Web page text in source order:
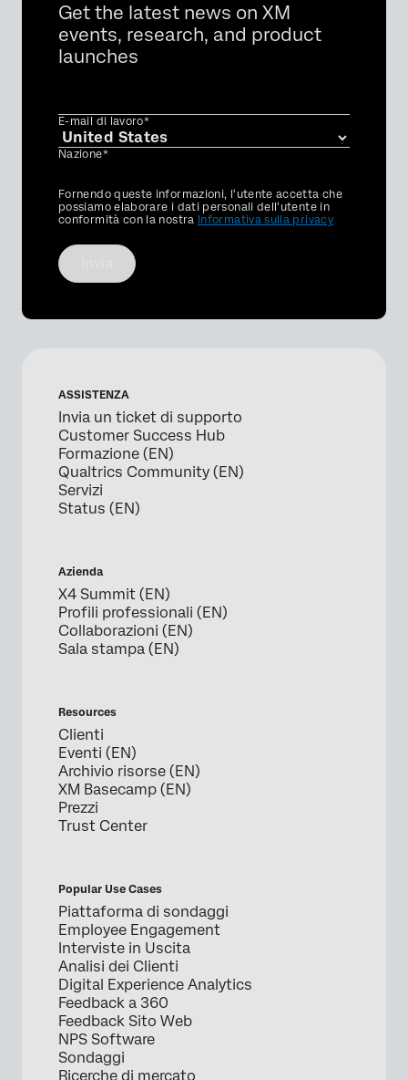
Get the latest news on XM
events, research, and product
launches
E-mail di lavoro*
Nazione*
Privacy
Optin
Fornendo queste informazioni, l'utente accetta che
possiamo elaborare i dati personali dell'utente in
conformità con la nostra Informativa sulla privacy
ASSISTENZA
Invia un ticket di supporto
Customer Success Hub
Formazione (EN)
Qualtrics Community (EN)
Servizi
Status (EN)
Azienda
X4 Summit (EN)
Profili professionali (EN)
Collaborazioni (EN)
Sala stampa (EN)
Resources
Clienti
Eventi (EN)
Archivio risorse (EN)
XM Basecamp (EN)
Prezzi
Trust Center
Popular Use Cases
Piattaforma di sondaggi
Employee Engagement
Interviste in Uscita
Analisi dei Clienti
Digital Experience Analytics
Feedback a 360
Feedback Sito Web
NPS Software
Sondaggi
Ricerche di mercato